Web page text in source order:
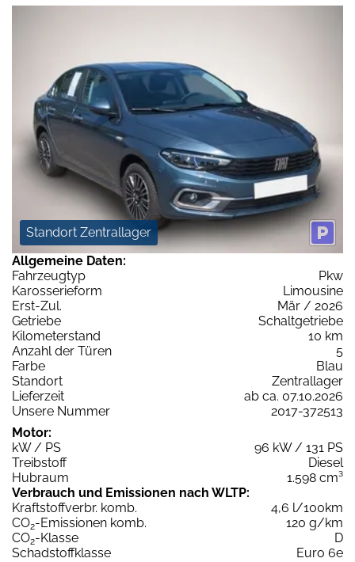
Standort Zentrallager
Allgemeine Daten:
Fahrzeugtyp
Pkw
Karosserieform
Limousine
Erst-Zul.
Mär / 2026
Getriebe
Schaltgetriebe
Kilometerstand
10 km
Anzahl der Türen
5
Farbe
Blau
Standort
Zentrallager
Lieferzeit
ab ca. 07.10.2026
Unsere Nummer
2017-372513
Motor:
kW / PS
96 kW / 131 PS
Treibstoff
Diesel
Hubraum
1.598 cm³
Verbrauch und Emissionen nach WLTP:
Kraftstoffverbr. komb.
4,6 l/100km
CO2-Emissionen komb.
120 g/km
CO2-Klasse
D
Schadstoffklasse
Euro 6e